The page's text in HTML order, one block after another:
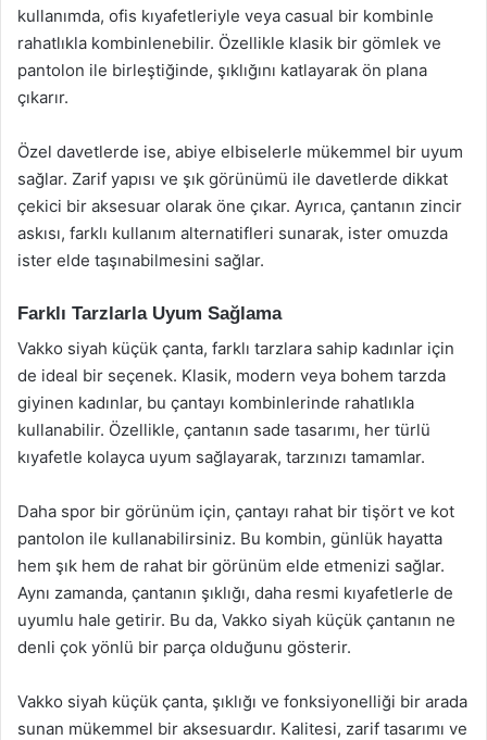
kullanımda, ofis kıyafetleriyle veya casual bir kombinle
rahatlıkla kombinlenebilir. Özellikle klasik bir gömlek ve
pantolon ile birleştiğinde, şıklığını katlayarak ön plana
çıkarır.
Özel davetlerde ise, abiye elbiselerle mükemmel bir uyum
sağlar. Zarif yapısı ve şık görünümü ile davetlerde dikkat
çekici bir aksesuar olarak öne çıkar. Ayrıca, çantanın zincir
askısı, farklı kullanım alternatifleri sunarak, ister omuzda
ister elde taşınabilmesini sağlar.
Farklı Tarzlarla Uyum Sağlama
Vakko siyah küçük çanta, farklı tarzlara sahip kadınlar için
de ideal bir seçenek. Klasik, modern veya bohem tarzda
giyinen kadınlar, bu çantayı kombinlerinde rahatlıkla
kullanabilir. Özellikle, çantanın sade tasarımı, her türlü
kıyafetle kolayca uyum sağlayarak, tarzınızı tamamlar.
Daha spor bir görünüm için, çantayı rahat bir tişört ve kot
pantolon ile kullanabilirsiniz. Bu kombin, günlük hayatta
hem şık hem de rahat bir görünüm elde etmenizi sağlar.
Aynı zamanda, çantanın şıklığı, daha resmi kıyafetlerle de
uyumlu hale getirir. Bu da, Vakko siyah küçük çantanın ne
denli çok yönlü bir parça olduğunu gösterir.
Vakko siyah küçük çanta, şıklığı ve fonksiyonelliği bir arada
sunan mükemmel bir aksesuardır. Kalitesi, zarif tasarımı ve